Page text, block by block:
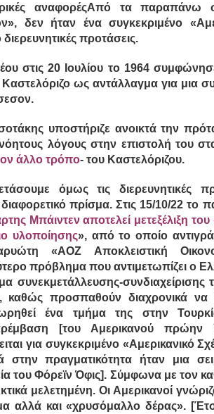
αναφορέςΑπό τα παραπάνω
δεν ήταν ένα συγκεκριμένο
προτάσεις.
στις 20 Ιουλίου το 1964
ως αντάλλαγμα για μια
υποστήριζε ανοικτά την
λόγους στην επιστολή του
άλλο τρόπο- του Καστελόριζου.
όμως τις διερευνητικές
πρίσμα. Στις 15/10/22 το
Μπάιντεν αποτελεί μετεξέλιξη
υλοποίησης», από το οποίο
«ΑΟΖ Αποκλειστική
πρόβλημα που αντιμετωπίζει ο
συνεκμετάλλευσης-
καθώς προσπαθούν διαχρονικά να
ένα τμήμα της στην
[του Αμερικανού πρώην
για συγκεκριμένο «Αμερικανικό
στην πραγματικότητα ήταν μια
του Φόρεϊν Όφις]. Σύμφωνα με τον
μελετημένη. Οι Αμερικανοί
αλλά και «χρυσόμαλλο δέρας».